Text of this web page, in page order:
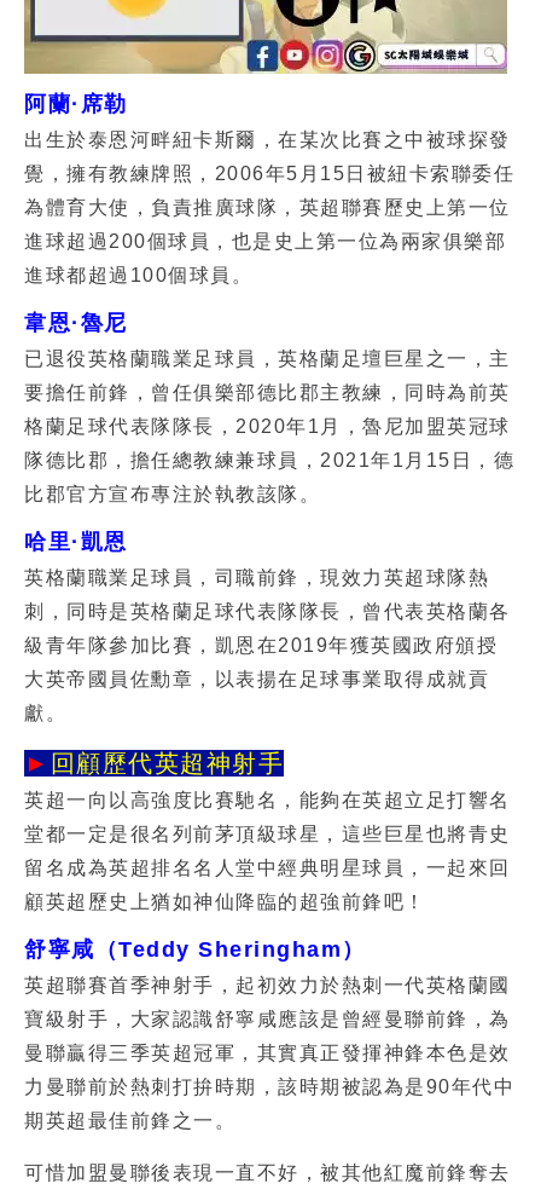
阿蘭·席勒
出生於泰恩河畔紐卡斯爾，在某次比賽之中被球探發
覺，擁有教練牌照，2006年5月15日被紐卡索聯委任
為體育大使，負責推廣球隊，英超聯賽歷史上第一位
進球超過200個球員，也是史上第一位為兩家俱樂部
進球都超過100個球員。
韋恩·魯尼
已退役英格蘭職業足球員，英格蘭足壇巨星之一，主
要擔任前鋒，曾任俱樂部德比郡主教練，同時為前英
格蘭足球代表隊隊長，2020年1月，魯尼加盟英冠球
隊德比郡，擔任總教練兼球員，2021年1月15日，德
比郡官方宣布專注於執教該隊。
哈里·凱恩
英格蘭職業足球員，司職前鋒，現效力英超球隊熱
刺，同時是英格蘭足球代表隊隊長，曾代表英格蘭各
級青年隊參加比賽，凱恩在2019年獲英國政府頒授
大英帝國員佐勳章，以表揚在足球事業取得成就貢
獻。
► 回顧歷代英超神射手
英超一向以高強度比賽馳名，能夠在英超立足打響名
堂都一定是很名列前茅頂級球星，這些巨星也將青史
留名成為英超排名名人堂中經典明星球員，一起來回
顧英超歷史上猶如神仙降臨的超強前鋒吧！
舒寧咸（Teddy Sheringham）
英超聯賽首季神射手，起初效力於熱刺一代英格蘭國
寶級射手，大家認識舒寧咸應該是曾經曼聯前鋒，為
曼聯贏得三季英超冠軍，其實真正發揮神鋒本色是效
力曼聯前於熱刺打拚時期，該時期被認為是90年代中
期英超最佳前鋒之一。
可惜加盟曼聯後表現一直不好，被其他紅魔前鋒奪去